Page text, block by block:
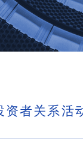
者关系活